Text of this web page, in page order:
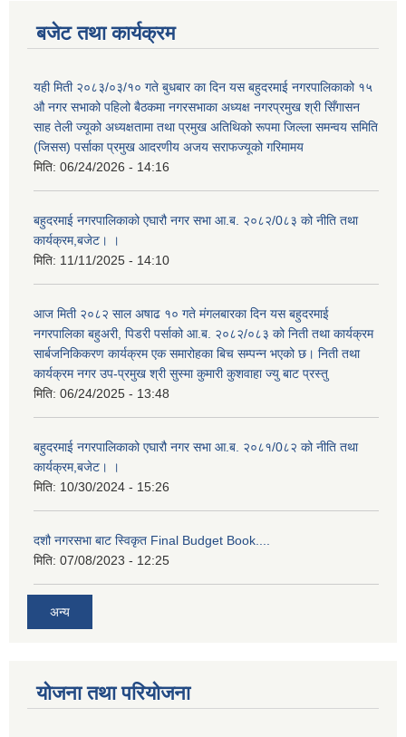
बजेट तथा कार्यक्रम
यही मिती २०८३/०३/१० गते बुधबार का दिन यस बहुदरमाई नगरपालिकाको १५
औ नगर सभाको पहिलो बैठकमा नगरसभाका अध्यक्ष नगरप्रमुख श्री सिँगासन
साह तेली ज्यूको अध्यक्षतामा तथा प्रमुख अतिथिको रूपमा जिल्ला समन्वय समिति
(जिसस) पर्साका प्रमुख आदरणीय अजय सराफज्यूको गरिमामय
मिति: 06/24/2026 - 14:16
बहुदरमाई नगरपालिकाको एघारौ नगर सभा आ.ब. २०८२/0८३ को नीति तथा
कार्यक्रम,बजेट। ।
मिति: 11/11/2025 - 14:10
आज मिती २०८२ साल अषाढ १० गते मंगलबारका दिन यस बहुदरमाई
नगरपालिका बहुअरी, पिडरी पर्साको आ.ब. २०८२/०८३ को निती तथा कार्यक्रम
सार्बजनिकिकरण कार्यक्रम एक समारोहका बिच सम्पन्न भएको छ। निती तथा
कार्यक्रम नगर उप-प्रमुख श्री सुस्मा कुमारी कुशवाहा ज्यु बाट प्रस्तु
मिति: 06/24/2025 - 13:48
बहुदरमाई नगरपालिकाको एघारौ नगर सभा आ.ब. २०८१/0८२ को नीति तथा
कार्यक्रम,बजेट। ।
मिति: 10/30/2024 - 15:26
दशौ नगरसभा बाट स्विकृत Final Budget Book....
मिति: 07/08/2023 - 12:25
अन्य
योजना तथा परियोजना